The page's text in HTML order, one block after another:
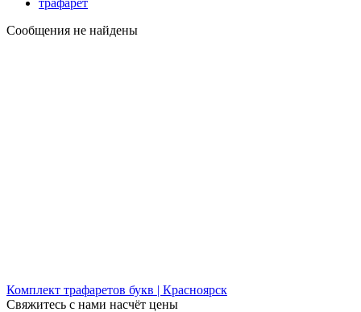
Сообщения не найдены
Комплект трафаретов букв | Красноярск
Свяжитесь с нами насчёт цены